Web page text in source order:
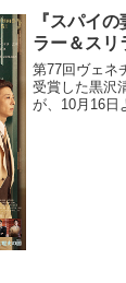
る『ジャネッ
『スパイ
ラー＆スリ
第77回ヴェネ
受賞した黒沢
が、10月16日